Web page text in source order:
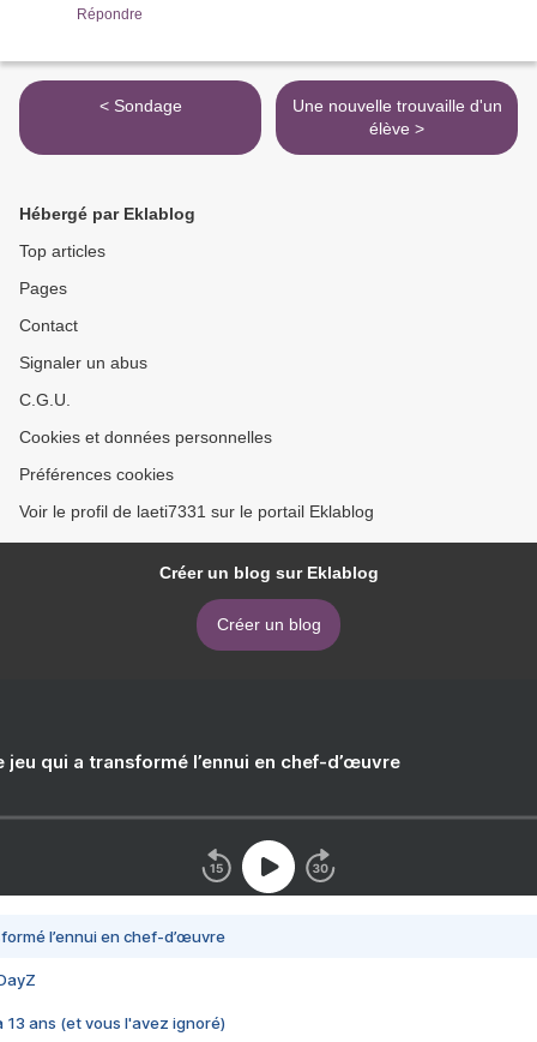
Répondre
< Sondage
Une nouvelle trouvaille d'un
élève >
Hébergé par Eklablog
Top articles
Pages
Contact
Signaler un abus
C.G.U.
Cookies et données personnelles
Préférences cookies
Voir le profil de laeti7331 sur le portail Eklablog
Créer un blog sur Eklablog
Créer un blog
jeu qui a transformé l’ennui en chef-d’œuvre
l’ennui en chef-d’œuvre
13 ans (et vous l'avez ignoré)